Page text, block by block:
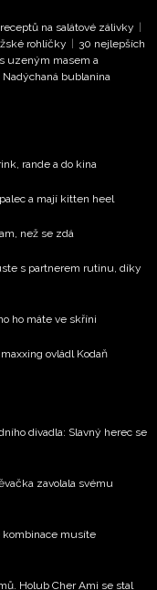
a exkluzivní
souhlasíte se
na salátové zálivky |
rohlíčky | 30 nejlepších
uzeným masem a
Nadýchaná bublanina
rande a do kina
a mají kitten heel
než se zdá
s partnerem rutinu, díky
ho máte ve skříni
ovládl Kodaň
divadla: Slavný herec se
zavolala svému
kombinace musíte
Holub Cher Ami se stal